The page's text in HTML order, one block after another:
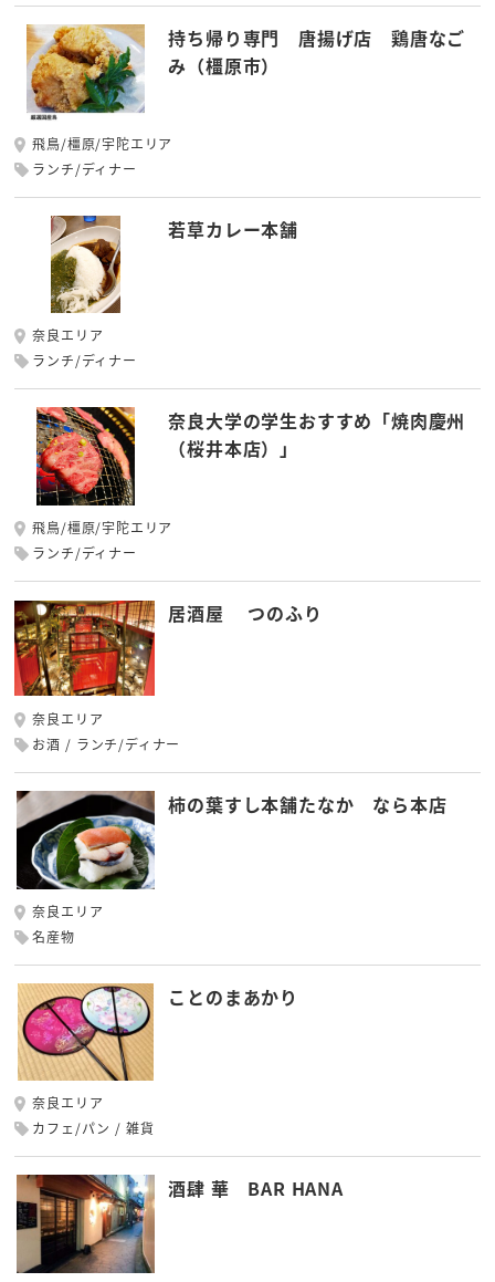
持ち帰り専門 唐揚げ店 鶏唐なご
み（橿原市）
飛鳥/橿原/宇陀エリア
ランチ/ディナー
若草カレー本舗
奈良エリア
ランチ/ディナー
奈良大学の学生おすすめ「焼肉慶州
（桜井本店）」
飛鳥/橿原/宇陀エリア
ランチ/ディナー
居酒屋 つのふり
奈良エリア
お酒
ランチ/ディナー
柿の葉すし本舗たなか なら本店
奈良エリア
名産物
ことのまあかり
奈良エリア
カフェ/パン
雑貨
酒肆 華 BAR HANA